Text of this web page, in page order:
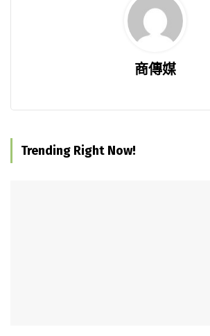
商傳媒
Trending Right Now!